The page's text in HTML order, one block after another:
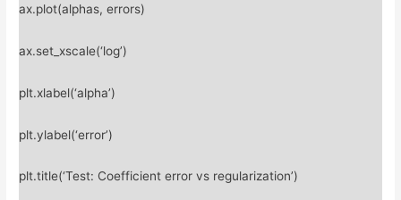
ax.plot(alphas, errors)
ax.set_xscale(‘log’)
plt.xlabel(‘alpha’)
plt.ylabel(‘error’)
plt.title(‘Test: Coefficient error vs regularization’)